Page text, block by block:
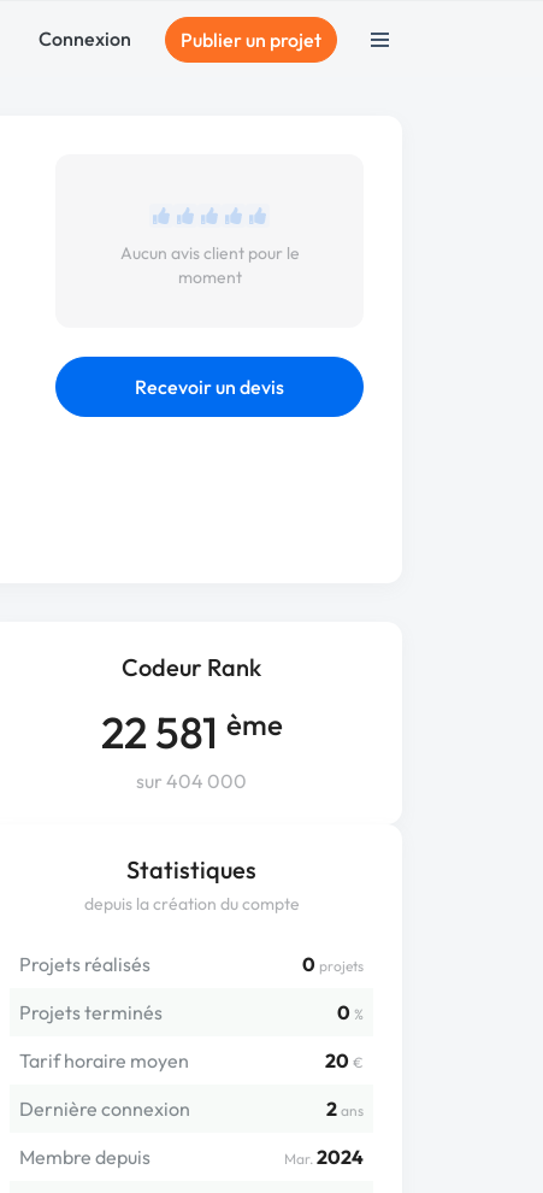
Connexion Publier un projet
Aucun avis client pour le
moment
Recevoir un devis
Codeur Rank
22 581 ème
sur 404 000
Statistiques
depuis la création du compte
Projets réalisés 0 projets
Projets terminés 0 %
Tarif horaire moyen 20 €
Dernière connexion 2 ans
Membre depuis Mar. 2024